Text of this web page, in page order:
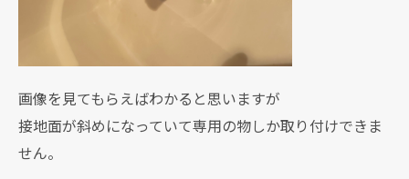
画像を見てもらえばわかると思いますが
接地面が斜めになっていて専用の物しか取り付けできま
せん。